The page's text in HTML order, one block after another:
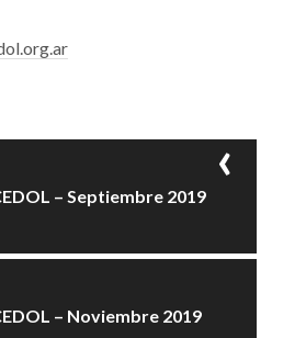
– Septiembre 2019
– Noviembre 2019